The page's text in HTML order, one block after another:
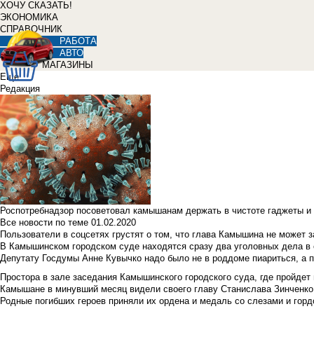
ХОЧУ СКАЗАТЬ!
ЭКОНОМИКА
СПРАВОЧНИК
РАБОТА
АВТО
МАГАЗИНЫ
Еще
Редакция
Роспотребнадзор посоветовал камышанам держать в чистоте гаджеты
Все новости по теме 01.02.2020
Пользователи в соцсетях грустят о том, что глава Камышина не может
В Камышинском городском суде находятся сразу два уголовных дела
Депутату Госдумы Анне Кувычко надо было не в роддоме пиариться, а
Простора в зале заседания Камышинского городского суда, где
Камышане в минувший месяц видели своего главу Станислава Зинченко
Родные погибших героев приняли их ордена и медаль со слезами и